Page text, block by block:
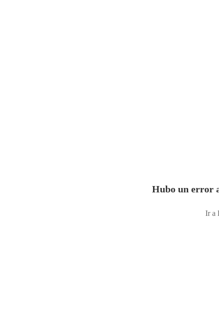
Hubo un error
Ir a